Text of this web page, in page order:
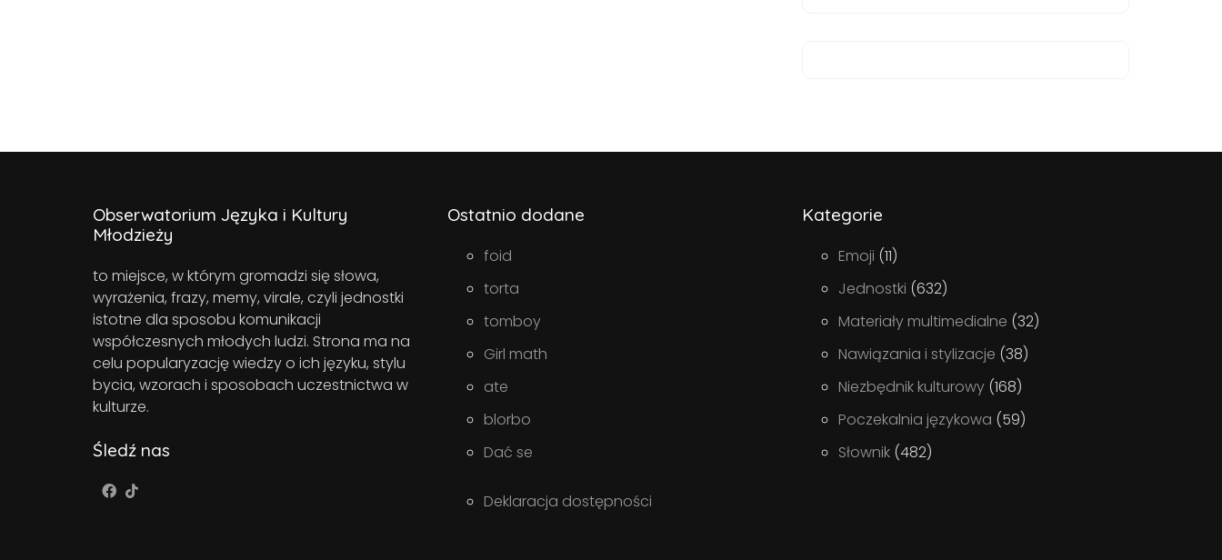
Obserwatorium Języka i Kultury
Młodzieży
to miejsce, w którym gromadzi się słowa,
wyrażenia, frazy, memy, virale, czyli jednostki
istotne dla sposobu komunikacji
współczesnych młodych ludzi. Strona ma na
celu popularyzację wiedzy o ich języku, stylu
bycia, wzorach i sposobach uczestnictwa w
kulturze.
Śledź nas
Ostatnio dodane
foid
torta
tomboy
Girl math
ate
blorbo
Dać se
Deklaracja dostępności
Kategorie
Emoji (11)
Jednostki (632)
Materiały multimedialne (32)
Nawiązania i stylizacje (38)
Niezbędnik kulturowy (168)
Poczekalnia językowa (59)
Słownik (482)